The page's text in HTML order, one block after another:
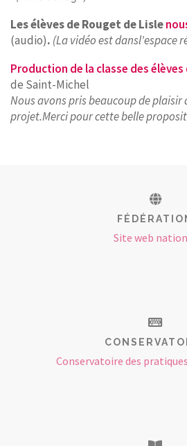
Les élèves de Rouget de Lisle
(audio). (La vidéo est dansl'espace
Production de la classe des élèves
de Saint-Michel
Nous avons pris beaucoup de plaisir
projet.Merci pour cette belle
Site web
Conservatoire des